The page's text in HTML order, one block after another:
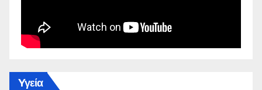
Yγεία